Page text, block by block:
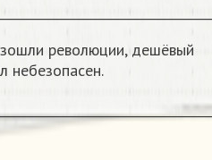
революции, дешёвый
небезопасен.